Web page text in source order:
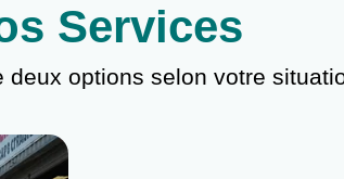
Services
deux options selon votre